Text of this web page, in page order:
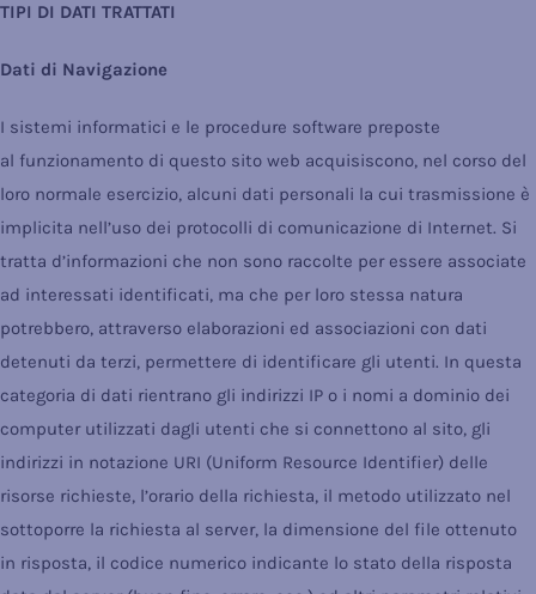
TIPI DI DATI TRATTATI
Dati di Navigazione
I sistemi informatici e le procedure software preposte
al funzionamento di questo sito web acquisiscono, nel corso del
loro normale esercizio, alcuni dati personali la cui trasmissione è
implicita nell’uso dei protocolli di comunicazione di Internet. Si
tratta d’informazioni che non sono raccolte per essere associate
ad interessati identificati, ma che per loro stessa natura
potrebbero, attraverso elaborazioni ed associazioni con dati
detenuti da terzi, permettere di identificare gli utenti. In questa
categoria di dati rientrano gli indirizzi IP o i nomi a dominio dei
computer utilizzati dagli utenti che si connettono al sito, gli
indirizzi in notazione URI (Uniform Resource Identifier) delle
risorse richieste, l’orario della richiesta, il metodo utilizzato nel
sottoporre la richiesta al server, la dimensione del file ottenuto
in risposta, il codice numerico indicante lo stato della risposta